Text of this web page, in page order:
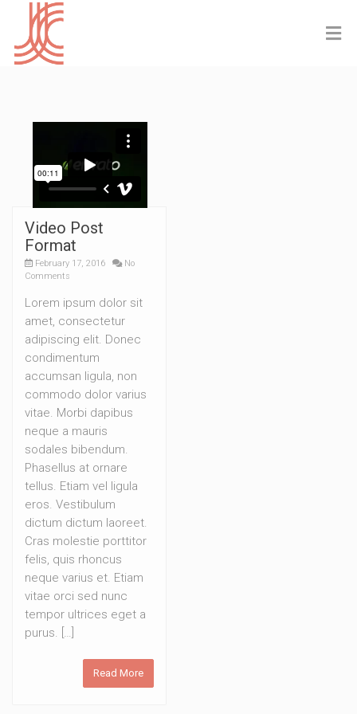
Video Post
Format
February 17, 2016
No
Comments
Lorem ipsum dolor sit
amet, consectetur
adipiscing elit. Donec
condimentum
accumsan ligula, non
commodo dolor varius
vitae. Morbi dapibus
neque a mauris
sodales bibendum.
Phasellus at ornare
tellus. Etiam vel ligula
eros. Vestibulum
dictum dictum laoreet.
Cras molestie porttitor
felis, quis rhoncus
neque varius et. Etiam
vitae orci sed nunc
tempor ultrices eget a
purus. […]
Read More